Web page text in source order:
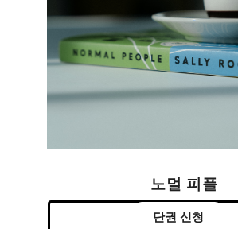
노멀 피플
단권 신청